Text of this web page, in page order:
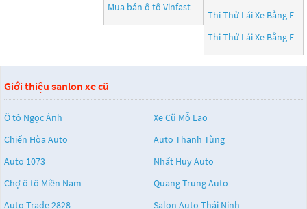
Mua bán ô tô Vinfast
Thi Thử Lái Xe Bằng E
Thi Thử Lái Xe Bằng F
Giới thiệu sanlon xe cũ
Ô tô Ngọc Ánh
Xe Cũ Mỗ Lao
Chiến Hòa Auto
Auto Thanh Tùng
Auto 1073
Nhất Huy Auto
Chợ ô tô Miền Nam
Quang Trung Auto
Auto Trade 2828
Salon Auto Thái Ninh